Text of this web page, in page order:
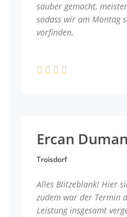
sauber gemacht,
sodass wir am Montag
vorfinden.
Ercan Duman
Troisdorf
Alles Blitzeblank! Hier
zudem war der Termin
Leistung insgesamt